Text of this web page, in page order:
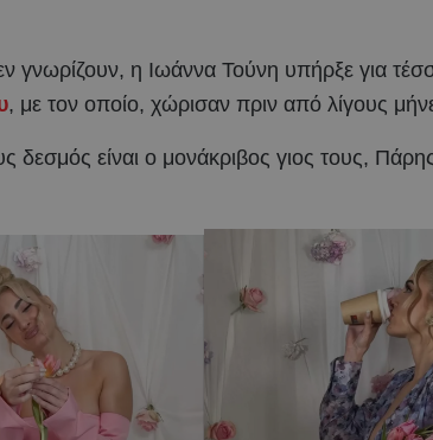
γνωρίζουν, η Ιωάννα Τούνη υπήρξε για
, με τον οποίο, χώρισαν πριν από λίγους
δεσμός είναι ο μονάκριβος γιος τους,